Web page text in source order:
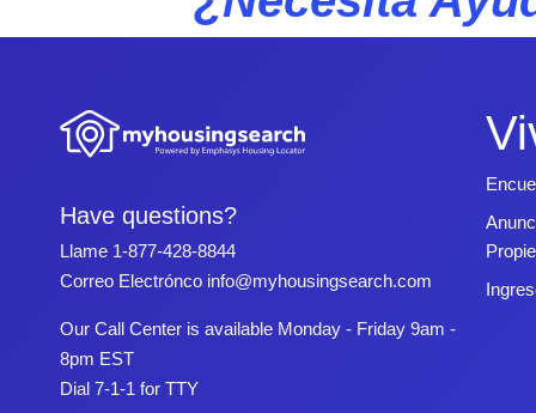
Have questions?
Llame 1-877-428-8844
Correo Electrónco info@myhousingsearch.com
Our Call Center is available Monday - Friday 9am -
8pm EST
Dial 7-1-1 for TTY